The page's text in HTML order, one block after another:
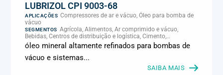
LUBRIZOL CPI 9003-68
APLICAÇÕES Compressores de ar e vácuo, Óleo para bomba de
vácuo
SEGMENTOS Agrícola, Alimentos, Ar comprimido e vácuo,
Bebidas, Centros de distribuição e logística, Cimento,
Climatização e HVAC, Data center, Eletroeletrônica, Embalagens
e latas, Energia (geração), Eólico, Farmacêutica e cosmética,
Frigoríficos e abate, Laticínios, Madeira e móveis,
Metalmecânica, Metalurgia e fundição, Mineração, MRO e
manutenção industrial, Naval e portuário, Panificação, Papel e
óleo mineral altamente refinados para bombas de
vácuo e sistemas...
SAIBA MAIS